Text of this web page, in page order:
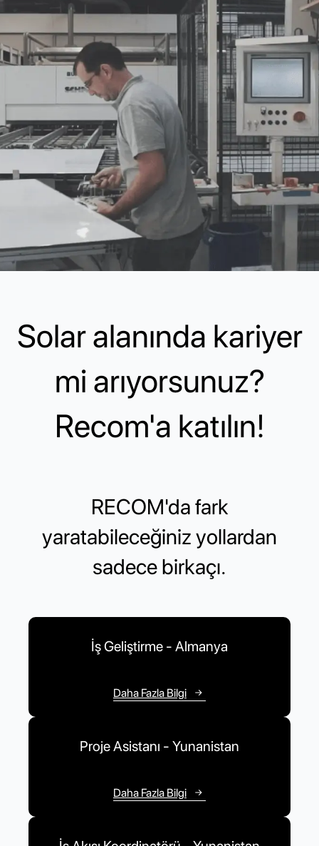
Solar alanında kariyer
mi arıyorsunuz?
Recom'a katılın!
RECOM'da fark
yaratabileceğiniz yollardan
sadece birkaçı.
İş Geliştirme - Almanya
Daha Fazla Bilgi
Proje Asistanı - Yunanistan
Daha Fazla Bilgi